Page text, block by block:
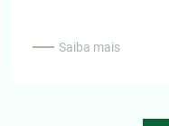
Saiba mais